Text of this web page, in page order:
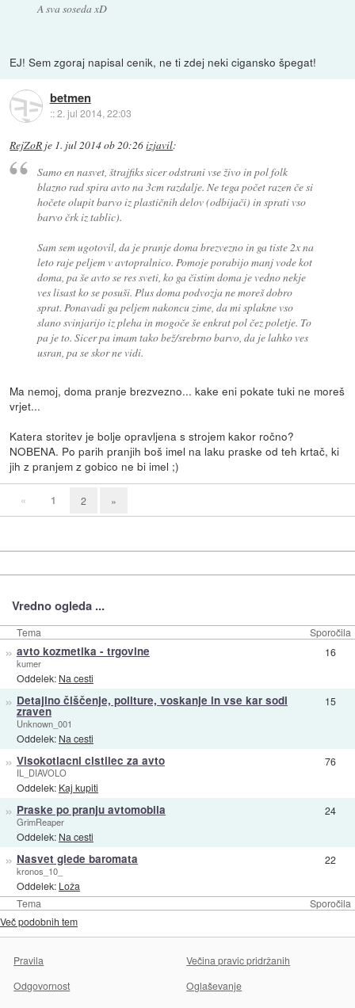
A sva soseda xD
EJ! Sem zgoraj napisal cenik, ne ti zdej neki cigansko špegat!
betmen
::2. jul 2014, 22:03
RejZoR je 1. jul 2014 ob 20:26izjavil:
Samo en nasvet, štrajfiks sicer odstrani vse živo in pol folk
blazno rad spira avto na 3cm razdalje. Ne tega počet razen če si
hočete olupit barvo iz plastičnih delov (odbijači) in sprati vso
barvo črk iz tablic).
Sam sem ugotovil, da je pranje doma brezvezno in ga tiste 2x na
leto raje peljem v avtopralnico. Pomoje porabijo manj vode kot
doma, pa še avto se res sveti, ko ga čistim doma je vedno nekje
ves lisast ko se posuši. Plus doma podvozja ne moreš dobro
sprat. Ponavadi ga peljem nakoncu zime, da mi splakne vso
slano svinjarijo iz pleha in mogoče še enkrat pol čez poletje. To
pa je to. Sicer pa imam tako bež/srebrno barvo, da je lahko ves
usran, pa se skor ne vidi.
Ma nemoj, doma pranje brezvezno... kake eni pokate tuki ne moreš
vrjet...
Katera storitev je bolje opravljena s strojem kakor ročno?
NOBENA. Po parih pranjih boš imel na laku praske od teh krtač, ki
jih z pranjem z gobico ne bi imel ;)
« 1 2 »
Vredno ogleda ...
Tema Sporočila
Tema Sporočila
» avto kozmetika - trgovine
kumer
Oddelek: Na cesti
16
» Detajlno čiščenje, politure, voskanje in vse kar sodi
zraven
Unknown_001
Oddelek: Na cesti
15
» Visokotlacni cistilec za avto
IL_DIAVOLO
Oddelek: Kaj kupiti
76
» Praske po pranju avtomobila
GrimReaper
Oddelek: Na cesti
24
» Nasvet glede baromata
kronos_10_
Oddelek: Loža
22
Več podobnih tem
Pravila
Večina pravic pridržanih
Odgovornost
Oglaševanje